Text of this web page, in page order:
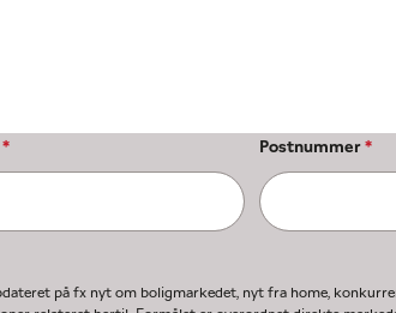
* Postnummer*
på fx nyt om boligmarkedet, nyt fra home,